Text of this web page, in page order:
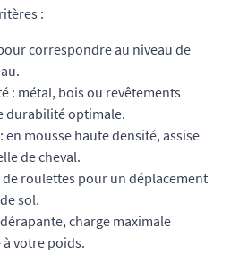
:
correspondre au niveau de
: métal, bois ou revêtements
durabilité optimale.
en mousse haute densité, assise
de cheval.
roulettes pour un déplacement
sol.
charge maximale
votre poids.